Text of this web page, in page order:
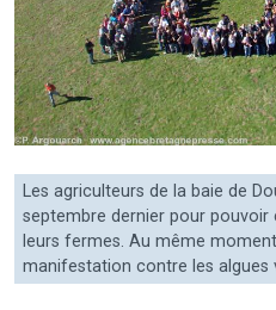
Les agriculteurs de la baie de
septembre dernier pour
leurs fermes. Au même
manifestation contre les algues